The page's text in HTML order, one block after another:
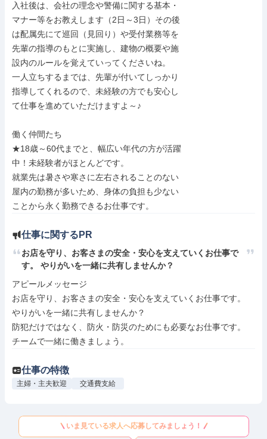
入社後は、会社の理念や警備に関する基本・
マナー等をお教えします（2日～3日）その後
は配属先にて巡回（見回り）や受付業務等を
先輩の指導のもとに実施し、建物の概要や施
設内のルールを覚えていってくださいね。
一人立ちするまでは、先輩が付いてしっかり
指導してくれるので、未経験の方でも安心し
て仕事を進めていただけますよ～♪
働く仲間たち
★18歳～60代までと、幅広い年代の方が活躍
中！未経験者がほとんどです。
就業先は暑さや寒さに左右されることのない
屋内の勤務が多いため、身体の負担も少ない
ことから永く勤務できるお仕事です。
仕事に関するPR
お店を守り、お客さまの安全・安心を支えていくお仕事で
す。 やりがいを一緒に共有しませんか？
アピールメッセージ
お店を守り、お客さまの安全・安心を支えていくお仕事です。
やりがいを一緒に共有しませんか？
防犯だけではなく、防火・防災のためにも必要なお仕事です。
チームで一緒に働きましょう。
仕事の特徴
主婦・主夫歓迎 交通費支給
いま見ている求人へ応募してみましょう！